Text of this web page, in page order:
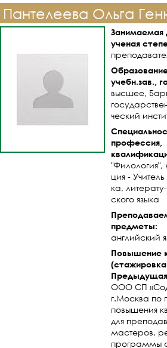
Пантелеева Ольга
Занимаемая
ученая
учебн.зав.,
высшее,
ческий
профессия,
ция -
ка,
ского языка
предметы:
английский
Повышение
ООО СП
г.Москва
повышения
для
мастеров,
программы